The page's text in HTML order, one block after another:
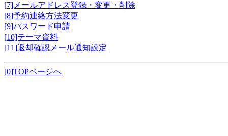
[7]メールアドレス登録・変更・削除
[8]予約連絡方法変更
[9]パスワード申請
[10]テーマ資料
[11]返却確認メール通知設定
[0]TOPページへ